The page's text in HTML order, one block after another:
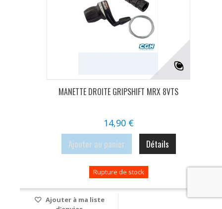
MANETTE DROITE GRIPSHIFT MRX 8VTS
14,90 €
Ajouter au panier Détails
Rupture de stock
Ajouter à ma liste